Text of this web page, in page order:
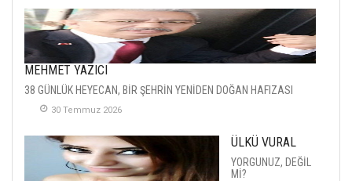
MEHMET YAZICI
38 GÜNLÜK HEYECAN, BİR ŞEHRİN YENİDEN DOĞAN HAFIZASI
30 Temmuz 2026
ÜLKÜ VURAL
YORGUNUZ, DEĞİL
Mİ?